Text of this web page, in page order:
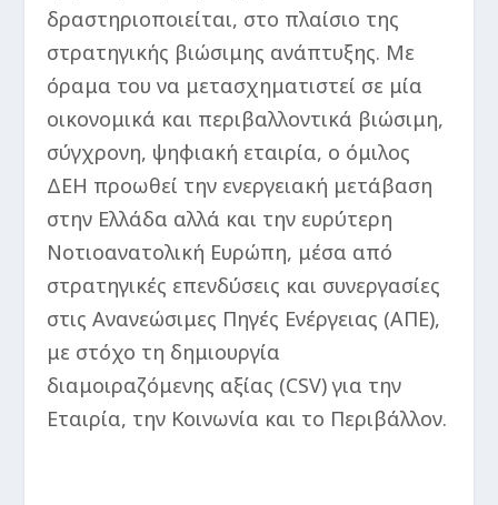
δραστηριοποιείται, στο πλαίσιο της
στρατηγικής βιώσιμης ανάπτυξης. Με
όραμα του να μετασχηματιστεί σε μία
οικονομικά και περιβαλλοντικά βιώσιμη,
σύγχρονη, ψηφιακή εταιρία, ο όμιλος
ΔΕΗ προωθεί την ενεργειακή μετάβαση
στην Ελλάδα αλλά και την ευρύτερη
Νοτιοανατολική Ευρώπη, μέσα από
στρατηγικές επενδύσεις και συνεργασίες
στις Ανανεώσιμες Πηγές Ενέργειας (ΑΠΕ),
με στόχο τη δημιουργία
διαμοιραζόμενης αξίας (CSV) για την
Εταιρία, την Κοινωνία και το Περιβάλλον.